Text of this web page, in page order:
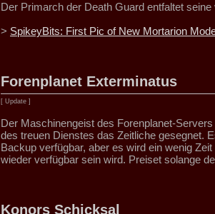
Der Primarch der Death Guard entfaltet
> SpikeyBits: First Pic of New Mortarion
Forenplanet Exterminatus
[ Update ]
Der Maschinengeist des Forenplanet-
des treuen Dienstes das Zeitliche gesegnet.
Backup verfügbar, aber es wird ein wenig
wieder verfügbar sein wird. Preiset solange
Konors Schicksal